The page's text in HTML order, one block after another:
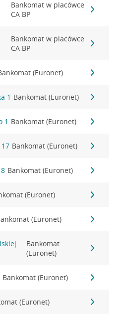
Bankomat w placówce
CA BP
Bankomat w placówce
CA BP
(Euronet)
1 Bankomat (Euronet)
1 Bankomat (Euronet)
Bankomat (Euronet)
Bankomat (Euronet)
(Euronet)
(Euronet)
Bankomat
(Euronet)
Bankomat (Euronet)
(Euronet)